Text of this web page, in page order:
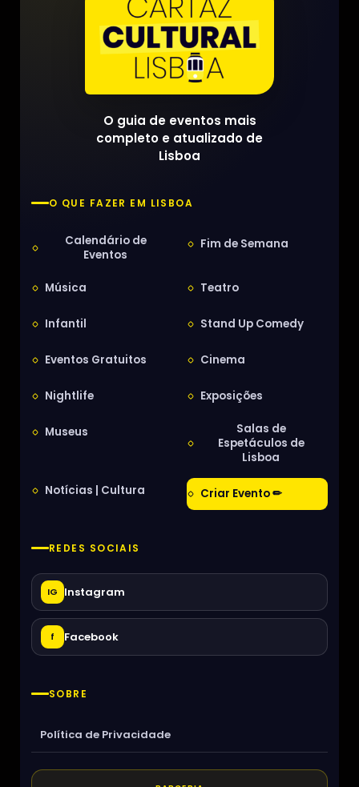
O guia de eventos mais
completo e atualizado de
Lisboa
O QUE FAZER EM LISBOA
Calendário de
Eventos
Fim de Semana
Música Teatro
Infantil Stand Up Comedy
Eventos Gratuitos Cinema
Nightlife Exposições
Museus
Salas de
Espetáculos de
Lisboa
Notícias | Cultura Criar Evento ✏
REDES SOCIAIS
IG Instagram
f Facebook
SOBRE
Política de Privacidade